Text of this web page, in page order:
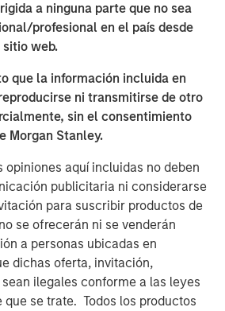
a ninguna parte que no sea
profesional en el país desde
sitio web.
que la información incluida en
ni transmitirse de otro
sin el consentimiento
Morgan Stanley.
opiniones aquí incluidas no deben
publicitaria ni considerarse
para suscribir productos de
se ofrecerán ni se venderán
a personas ubicadas en
dichas oferta, invitación,
ilegales conforme a las leyes
se trate. Todos los productos
at Ridgeback,
said: “We are
this acquisition with MSREI. This
our conviction in the UK
structural demand and a
high-quality rental housing support
Group Chief Executive at L&Q
Living is a key milestone in
strategy, and we’re extremely
this agreement with MSREI.
a successful PRS business
a clear strategy to simplify our
our core purpose as a social
sale further strengthens our
our long-term drive to